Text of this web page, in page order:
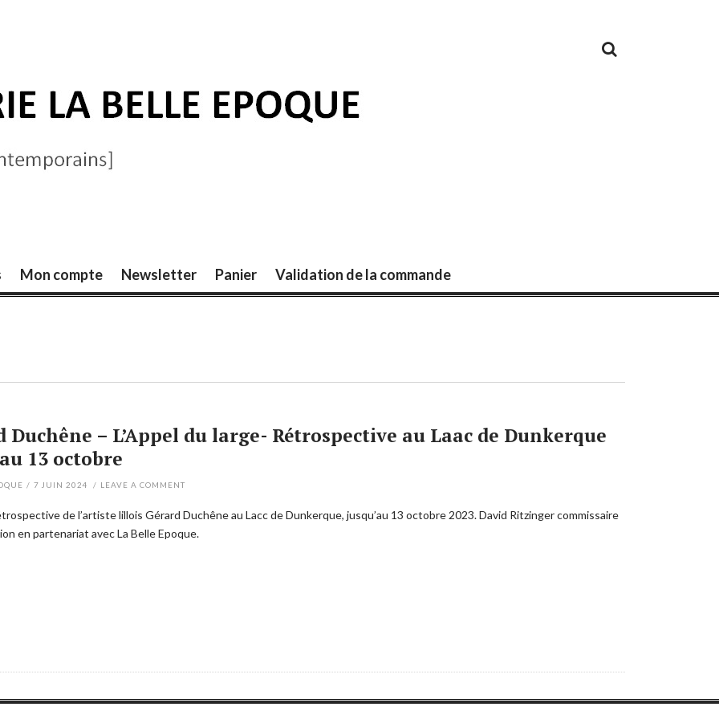
Mon compte Newsletter Panier Validation de la commande
Duchêne – L’Appel du large- Rétrospective au Laac de Dunkerque
13 octobre
/ 7 JUIN 2024 / LEAVE A COMMENT
de l’artiste lillois Gérard Duchêne au Lacc de Dunkerque, jusqu’au 13 octobre 2023. David Ritzinger commissaire
en partenariat avec La Belle Epoque.